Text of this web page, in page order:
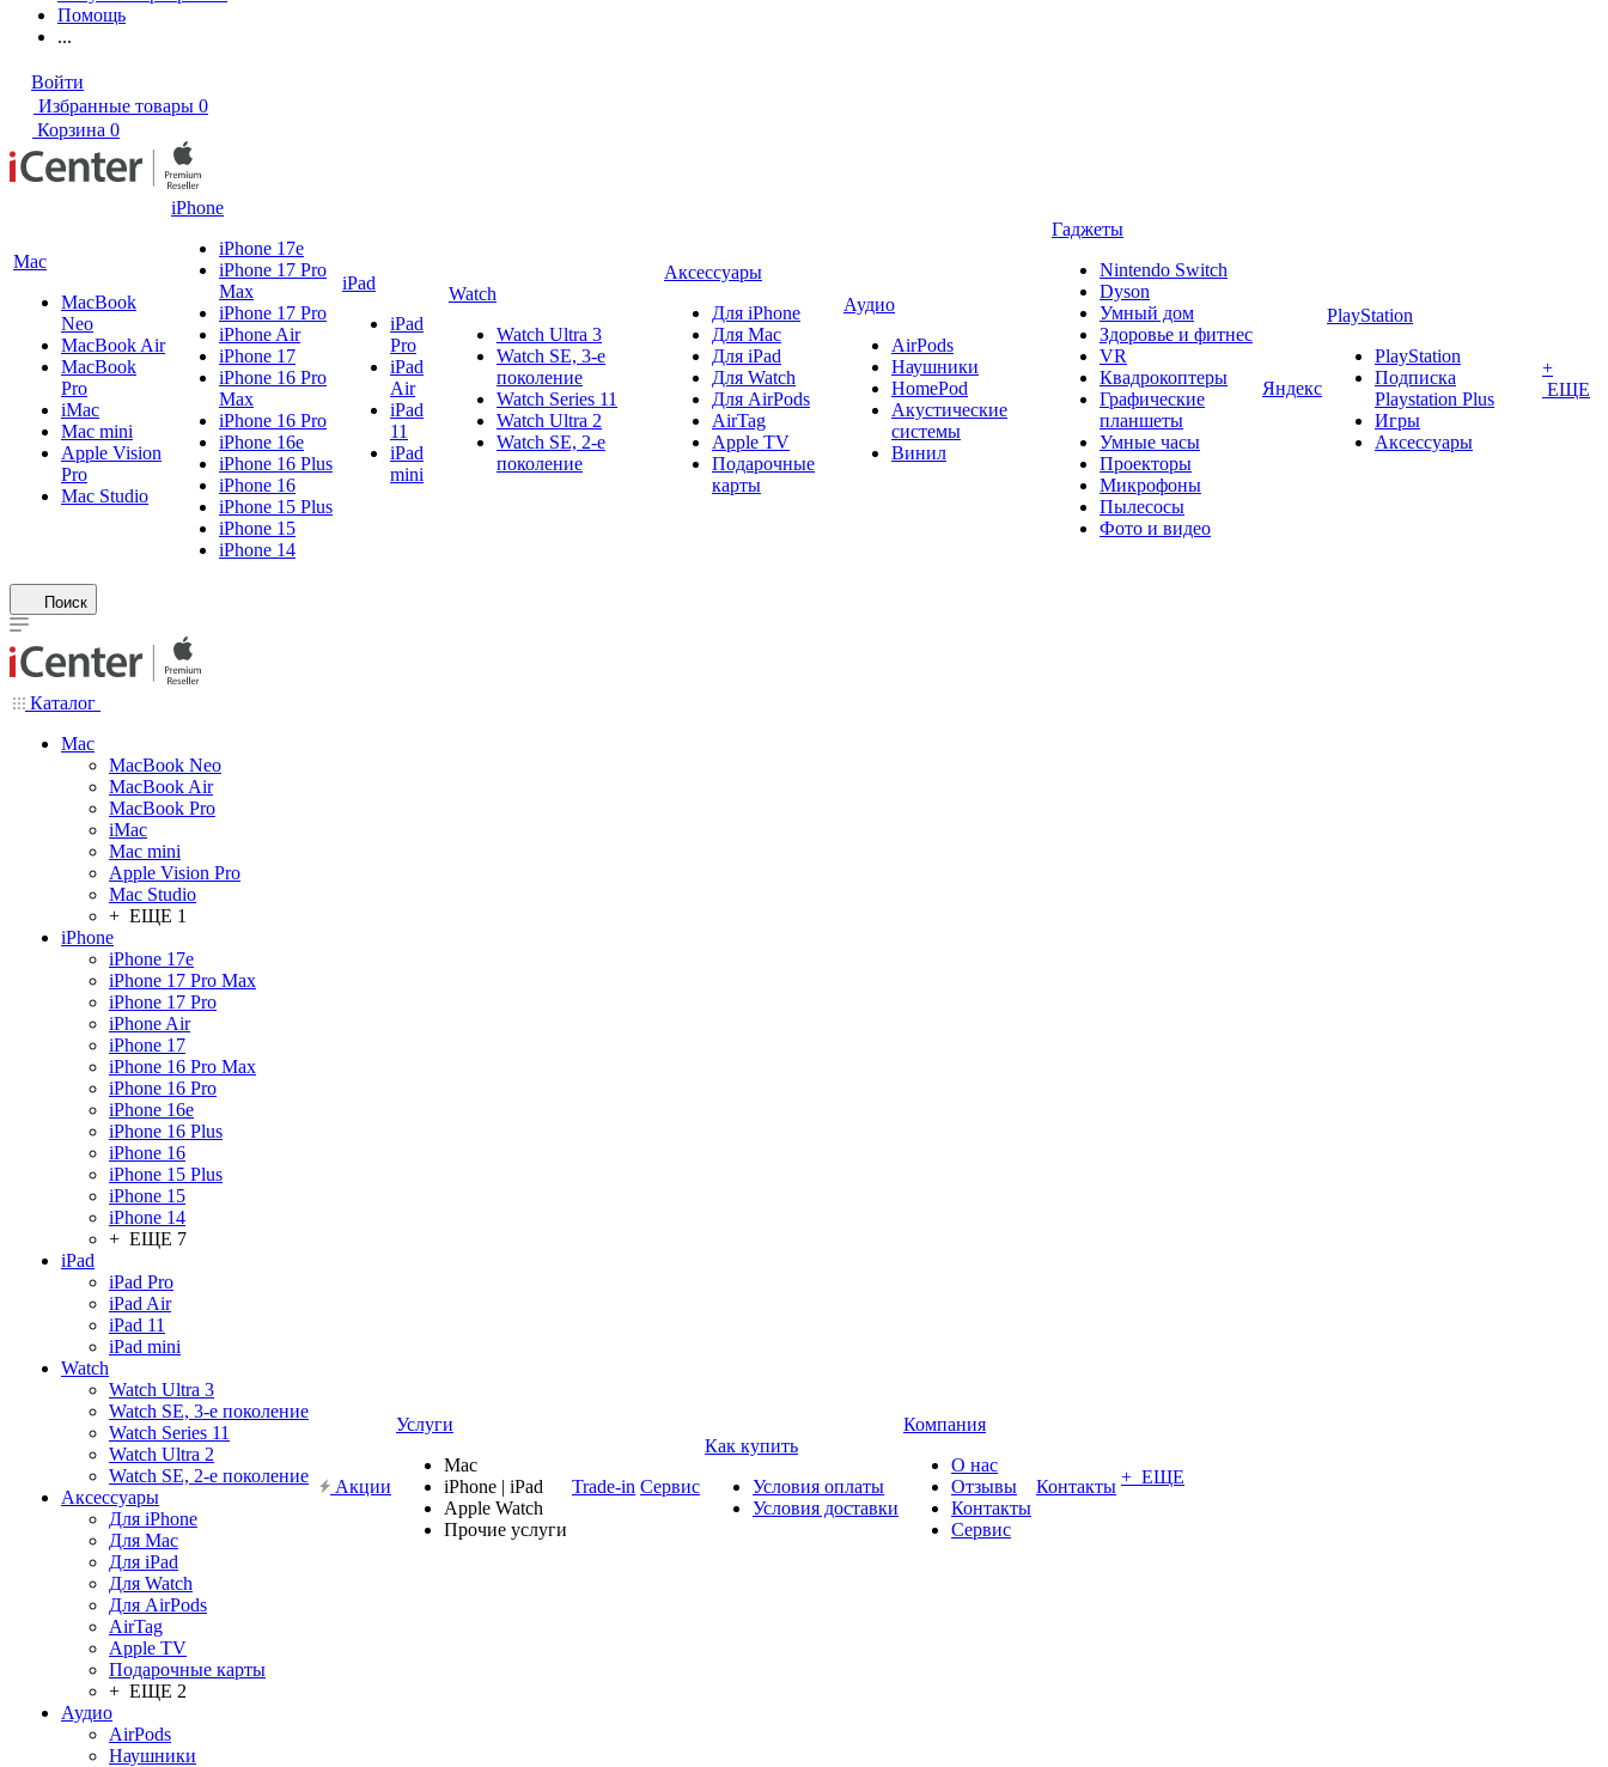
Помощь
...
Войти
Избранные товары 0
Корзина 0
Mac
MacBook
Neo
MacBook Air
MacBook
Pro
iMac
Mac mini
Apple Vision
Pro
Mac Studio
iPhone
iPhone 17e
iPhone 17 Pro
Max
iPhone 17 Pro
iPhone Air
iPhone 17
iPhone 16 Pro
Max
iPhone 16 Pro
iPhone 16e
iPhone 16 Plus
iPhone 16
iPhone 15 Plus
iPhone 15
iPhone 14
iPad
iPad
Pro
iPad
Air
iPad
11
iPad
mini
Watch
Watch Ultra 3
Watch SE, 3-е
поколение
Watch Series 11
Watch Ultra 2
Watch SE, 2-е
поколение
Аксессуары
Для iPhone
Для Mac
Для iPad
Для Watch
Для AirPods
AirTag
Apple TV
Подарочные
карты
Аудио
AirPods
Наушники
HomePod
Акустические
системы
Винил
Гаджеты
Nintendo Switch
Dyson
Умный дом
Здоровье и фитнес
VR
Квадрокоптеры
Графические
планшеты
Умные часы
Проекторы
Микрофоны
Пылесосы
Фото и видео
Яндекс
PlayStation
PlayStation
Подписка
Playstation Plus
Игры
Аксессуары
+
ЕЩЕ
Поиск
Каталог
Mac
MacBook Neo
MacBook Air
MacBook Pro
iMac
Mac mini
Apple Vision Pro
Mac Studio
+ ЕЩЕ 1
iPhone
iPhone 17e
iPhone 17 Pro Max
iPhone 17 Pro
iPhone Air
iPhone 17
iPhone 16 Pro Max
iPhone 16 Pro
iPhone 16e
iPhone 16 Plus
iPhone 16
iPhone 15 Plus
iPhone 15
iPhone 14
+ ЕЩЕ 7
iPad
iPad Pro
iPad Air
iPad 11
iPad mini
Watch
Watch Ultra 3
Watch SE, 3-е поколение
Watch Series 11
Watch Ultra 2
Watch SE, 2-е поколение
Аксессуары
Для iPhone
Для Mac
Для iPad
Для Watch
Для AirPods
AirTag
Apple TV
Подарочные карты
+ ЕЩЕ 2
Аудио
AirPods
Наушники
Акции
Услуги
Mac
iPhone | iPad
Apple Watch
Прочие услуги
Trade-in Сервис
Как купить
Условия оплаты
Условия доставки
Компания
О нас
Отзывы
Контакты
Сервис
Контакты + ЕЩЕ